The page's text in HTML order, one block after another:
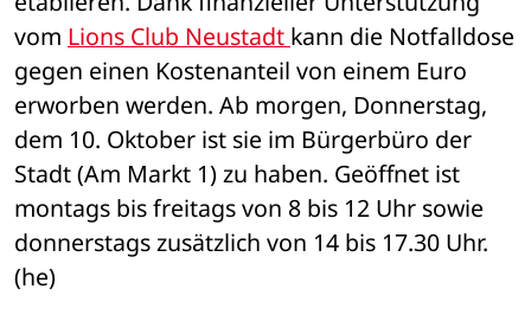
vom Lions Club Neustadt kann die Notfalldose
gegen einen Kostenanteil von einem Euro
erworben werden. Ab morgen, Donnerstag,
dem 10. Oktober ist sie im Bürgerbüro der
Stadt (Am Markt 1) zu haben. Geöffnet ist
montags bis freitags von 8 bis 12 Uhr sowie
donnerstags zusätzlich von 14 bis 17.30 Uhr.
(he)